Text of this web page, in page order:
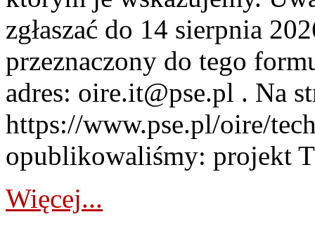
zgłaszać do 14 sierpnia
przeznaczony do tego
adres: oire.it@pse.pl . Na
https://www.pse.pl/oire/
opublikowaliśmy: projekt
Więcej...